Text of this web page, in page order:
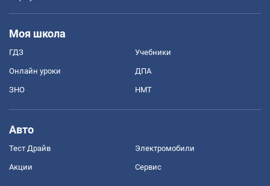
Моя школа
ГДЗ Учебники
Онлайн уроки ДПА
ЗНО НМТ
Авто
Тест Драйв Электромобили
Акции Сервис